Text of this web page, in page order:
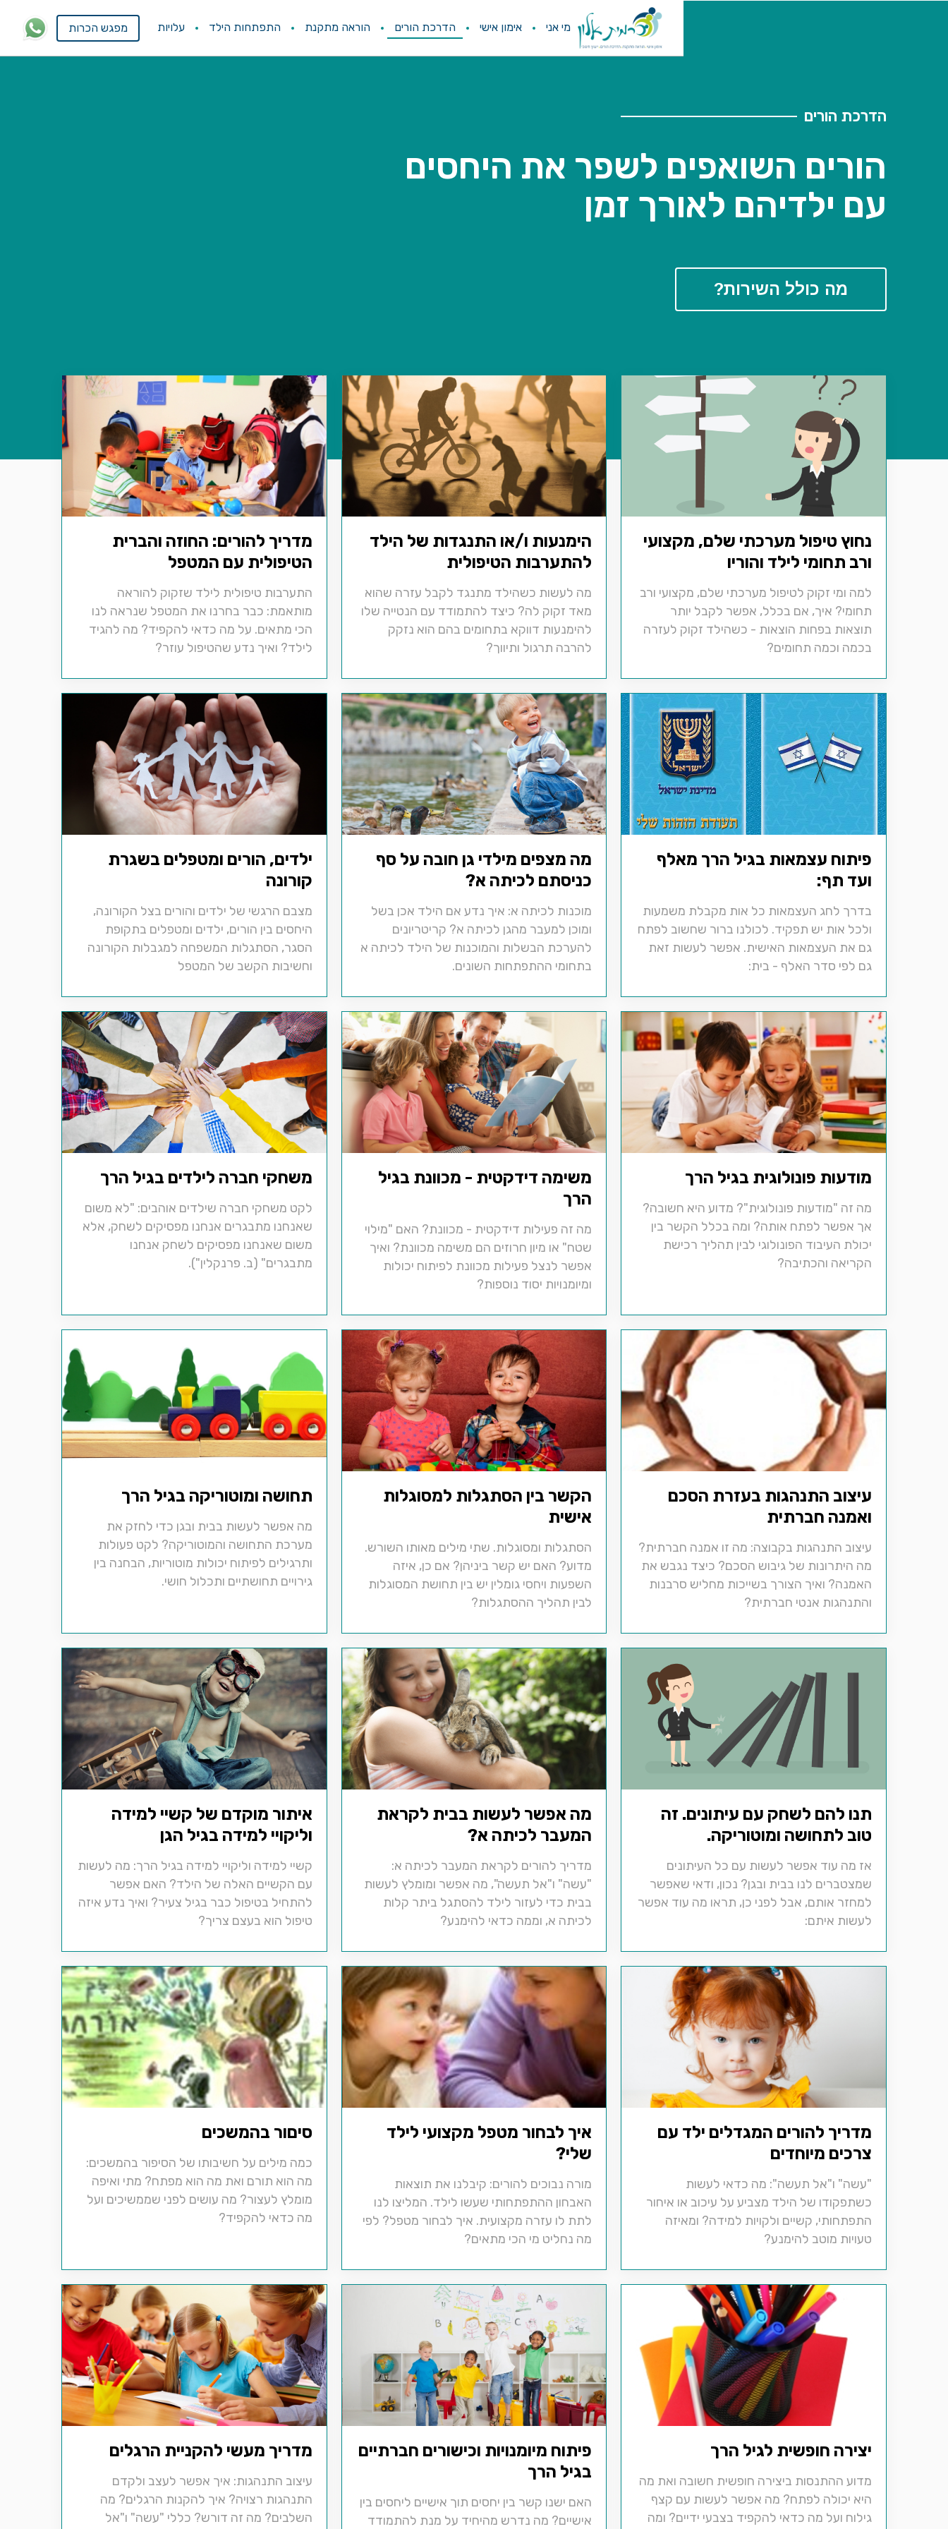
מי אני אימון אישי הדרכת הורים הוראה מתקנת התפתחות הילד עלויות מפגש הכרות
הדרכת הורים
הורים השואפים לשפר את היחסים
עם ילדיהם לאורך זמן
מה כולל השירות?
נחוץ טיפול מערכתי שלם, מקצועי
ורב תחומי לילד והוריו
למה ומי זקוק לטיפול מערכתי שלם, מקצועי ורב
תחומי? איך, אם בכלל, אפשר לקבל יותר
תוצאות בפחות הוצאות - כשהילד זקוק לעזרה
בכמה וכמה תחומים?
הימנעות ו/או התנגדות של הילד
להתערבות הטיפולית
מה לעשות כשהילד מתנגד לקבל עזרה שהוא
מאד זקוק לה? כיצד להתמודד עם הנטייה שלו
להימנעות דווקא בתחומים בהם הוא נזקק
להרבה תרגול ותיווך?
מדריך להורים: החוזה והברית
הטיפולית עם המטפל
התערבות טיפולית לילד שזקוק להוראה
מותאמת: כבר בחרנו את המטפל שנראה לנו
הכי מתאים. על מה כדאי להקפיד? מה להגיד
לילד? ואיך נדע שהטיפול עוזר?
פיתוח עצמאות בגיל הרך מאלף
ועד תף:
בדרך לחג העצמאות כל אות מקבלת משמעות
ולכל אות יש תפקיד. לכולנו ברור שחשוב לפתח
גם את העצמאות האישית. אפשר לעשות זאת
גם לפי סדר האלף - בית:
מה מצפים מילדי גן חובה על סף
כניסתם לכיתה א?
מוכנות לכיתה א: איך נדע אם הילד אכן בשל
ומוכן למעבר מהגן לכיתה א? קריטריונים
להערכת הבשלות והמוכנות של הילד לכיתה א
בתחומי ההתפתחות השונים.
ילדים, הורים ומטפלים בשגרת
קורונה
מצבם הרגשי של ילדים והורים בצל הקורונה,
היחסים בין הורים, ילדים ומטפלים בתקופת
הסגר, הסתגלות המשפחה למגבלות הקורונה
וחשיבות הקשב של המטפל
מודעות פונולוגית בגיל הרך
מה זה "מודעות פונולוגית"? מדוע היא חשובה?
אך אפשר לפתח אותה? ומה בכלל הקשר בין
יכולת העיבוד הפונולוגי לבין תהליך רכישת
הקריאה והכתיבה?
משימה דידקטית - מכוונת בגיל
הרך
מה זה פעילות דידקטית - מכוונת? האם "מילוי
שטח" או מיון חרוזים הם משימה מכוונת? ואיך
אפשר לנצל פעילות מכוונת לפיתוח יכולות
ומיומנויות יסוד נוספות?
משחקי חברה לילדים בגיל הרך
לקט משחקי חברה שילדים אוהבים: "לא משום
שאנחנו מתבגרים אנחנו מפסיקים לשחק, אלא
משום שאנחנו מפסיקים לשחק אנחנו
מתבגרים" (ב. פרנקלין").
עיצוב התנהגות בעזרת הסכם
ואמנה חברתית
עיצוב התנהגות בקבוצה: מה זו אמנה חברתית?
מה היתרונות של גיבוש הסכם? כיצד נגבש את
האמנה? ואיך הצורך בשייכות מחליש סרבנות
והתנהגות אנטי חברתית?
הקשר בין הסתגלות למסוגלות
אישית
הסתגלות ומסוגלות. שתי מילים מאותו השורש.
מדוע? האם יש קשר ביניהן? אם כן, איזה
השפעות ויחסי גומלין יש בין תחושת המסוגלות
לבין תהליך ההסתגלות?
תחושה ומוטוריקה בגיל הרך
מה אפשר לעשות בבית ובגן כדי לחזק את
מערכת התחושה והמוטוריקה? לקט פעולות
ותרגילים לפיתוח יכולות מוטוריות, הבחנה בין
גירויים תחושתיים ותכלול חושי.
תנו להם לשחק עם עיתונים. זה
טוב לתחושה ומוטוריקה.
אז מה עוד אפשר לעשות עם כל העיתונים
שמצטברים לנו בבית ובגן? נכון, ודאי שאפשר
למחזר אותם, אבל לפני כן, תראו מה עוד אפשר
לעשות איתם:
מה אפשר לעשות בבית לקראת
המעבר לכיתה א?
מדריך להורים לקראת המעבר לכיתה א:
"עשה" ו"אל תעשה", מה אפשר ומומלץ לעשות
בבית כדי לעזור לילד להסתגל ביתר קלות
לכיתה א, וממה כדאי להימנע?
איתור מוקדם של קשיי למידה
וליקויי למידה בגיל הגן
קשיי למידה וליקויי למידה בגיל הרך: מה לעשות
עם הקשיים האלה של הילד? האם אפשר
להתחיל בטיפול כבר בגיל צעיר? ואיך נדע איזה
טיפול הוא בעצם צריך?
מדריך להורים המגדלים ילד עם
צרכים מיוחדים
"עשה" ו"אל תעשה": מה כדאי לעשות
כשתפקודו של הילד מצביע על עיכוב או איחור
התפתחותי, קשיים ולקויות למידה? ומאיזה
טעויות מוטב להימנע?
איך לבחור מטפל מקצועי לילד
שלי?
מורה נבוכים להורים: קיבלנו את תוצאות
האבחון ההתפתחותי שעשו לילד. המליצו לנו
לתת לו עזרה מקצועית. איך לבחור מטפל? לפי
מה נחליט מי הכי מתאים?
סיםור בהמשכים
כמה מילים על חשיבותו של הסיפור בהמשכים:
מה הוא תורם ואת מה הוא מפתח? מתי ואיפה
מומלץ לעצור? מה עושים לפני שממשיכים ועל
מה כדאי להקפיד?
יצירה חופשית לגיל הרך
מדוע ההתנסות ביצירה חופשית חשובה ואת מה
היא יכולה לפתח? מה אפשר לעשות עם קצף
גילוח ועל מה כדאי להקפיד בצבעי ידיים? ומה
פיתוח מיומנויות וכישורים חברתיים
בגיל הרך
האם ישנו קשר בין יחסים תוך אישיים ליחסים בין
אישיים? מה נדרש מהיחיד על מנת להתמודד
מדריך מעשי להקניית הרגלים
עיצוב התנהגות: איך אפשר לעצב ולקדם
התנהגות רצויה? איך להקנות הרגלים? מה
השלבים? מה זה דורש? כללי "עשה" ו"אל